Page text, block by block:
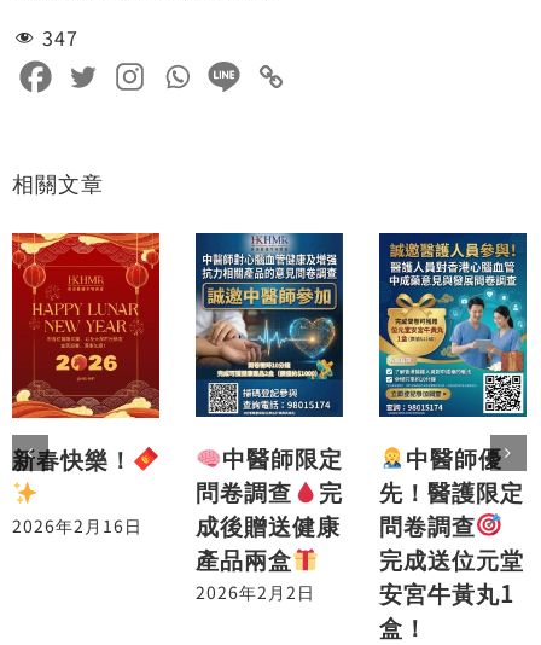
347
相關文章
新春快樂！
2026年2月16日
中醫師限定
問卷調查
完
成後贈送健康
產品兩盒
2026年2月2日
中醫師優
先！醫護限定
問卷調查
完成送位元堂
安宮牛黃丸1
盒！